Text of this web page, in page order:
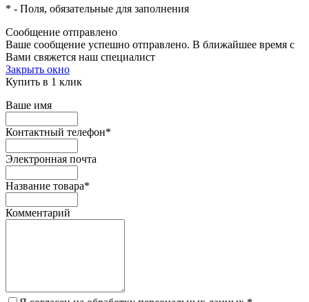
* - Поля, обязательные для заполнения
Сообщение отправлено
Ваше сообщение успешно отправлено. В ближайшее время с
Вами свяжется наш специалист
Закрыть окно
Купить в 1 клик
Ваше имя
Контактный телефон*
Электронная почта
Название товара*
Комментарий